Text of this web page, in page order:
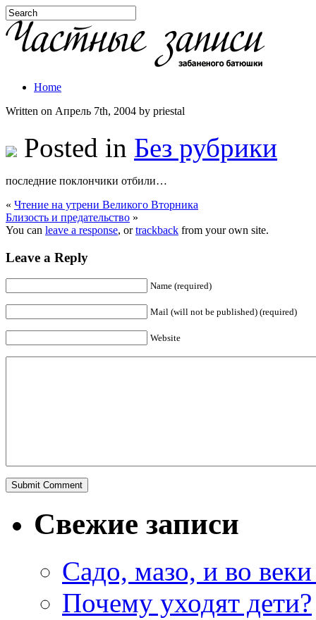
Home
Written on Апрель 7th, 2004 by priestal
Posted in Без рубрики
последние поклончики отбили…
« Чтение на утрени Великого Вторника
Близость и предательство »
You can leave a response, ortrackback from your own site.
Leave a Reply
Name (required)
Mail (will not be published) (required)
Website
Свежие записи
Садо, мазо, и во веки
Почему уходят дети?